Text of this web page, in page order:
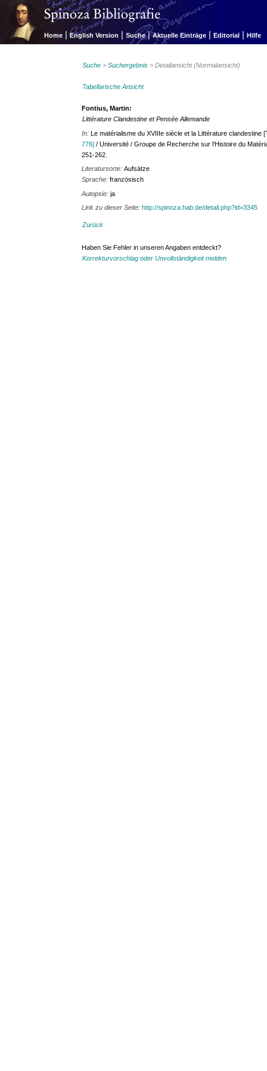
Home | English Version | Suche | Aktuelle Einträge | Editorial | Hilfe
Suche >Suchergebnis > Detailansicht (Normalansicht)
Tabellarische Ansicht
Fontius, Martin:
Littérature Clandestine et Pensée Allemande
In:Le matérialisme du XVIIIe siècle et la Littérature
776] / Université/ Groupe de Recherche sur l'Histoire du
251-262.
Literatursorte:Aufsätze
Sprache:französisch
Autopsie:ja
Link zu dieser Seite:http://spinoza.hab.de/detail.php?id=3345
Zurück
Haben Sie Fehler in unseren Angaben entdeckt?
Korrekturvorschlag oder Unvollständigkeit melden